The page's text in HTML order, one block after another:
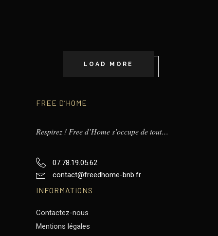
LOAD MORE
FREE D’HOME
Respirez ! Free d’Home s’occupe de tout…
07.78.19.05.62
contact@freedhome-bnb.fr
INFORMATIONS
Contactez-nous
Mentions légales